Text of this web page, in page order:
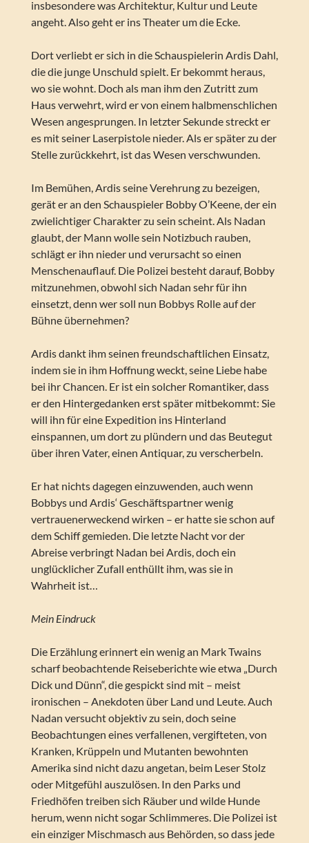
insbesondere was Architektur, Kultur und Leute
angeht. Also geht er ins Theater um die Ecke.
Dort verliebt er sich in die Schauspielerin Ardis Dahl,
die die junge Unschuld spielt. Er bekommt heraus,
wo sie wohnt. Doch als man ihm den Zutritt zum
Haus verwehrt, wird er von einem halbmenschlichen
Wesen angesprungen. In letzter Sekunde streckt er
es mit seiner Laserpistole nieder. Als er später zu der
Stelle zurückkehrt, ist das Wesen verschwunden.
Im Bemühen, Ardis seine Verehrung zu bezeigen,
gerät er an den Schauspieler Bobby O’Keene, der ein
zwielichtiger Charakter zu sein scheint. Als Nadan
glaubt, der Mann wolle sein Notizbuch rauben,
schlägt er ihn nieder und verursacht so einen
Menschenauflauf. Die Polizei besteht darauf, Bobby
mitzunehmen, obwohl sich Nadan sehr für ihn
einsetzt, denn wer soll nun Bobbys Rolle auf der
Bühne übernehmen?
Ardis dankt ihm seinen freundschaftlichen Einsatz,
indem sie in ihm Hoffnung weckt, seine Liebe habe
bei ihr Chancen. Er ist ein solcher Romantiker, dass
er den Hintergedanken erst später mitbekommt: Sie
will ihn für eine Expedition ins Hinterland
einspannen, um dort zu plündern und das Beutegut
über ihren Vater, einen Antiquar, zu verscherbeln.
Er hat nichts dagegen einzuwenden, auch wenn
Bobbys und Ardis‘ Geschäftspartner wenig
vertrauenerweckend wirken – er hatte sie schon auf
dem Schiff gemieden. Die letzte Nacht vor der
Abreise verbringt Nadan bei Ardis, doch ein
unglücklicher Zufall enthüllt ihm, was sie in
Wahrheit ist…
Mein Eindruck
Die Erzählung erinnert ein wenig an Mark Twains
scharf beobachtende Reiseberichte wie etwa „Durch
Dick und Dünn“, die gespickt sind mit – meist
ironischen – Anekdoten über Land und Leute. Auch
Nadan versucht objektiv zu sein, doch seine
Beobachtungen eines verfallenen, vergifteten, von
Kranken, Krüppeln und Mutanten bewohnten
Amerika sind nicht dazu angetan, beim Leser Stolz
oder Mitgefühl auszulösen. In den Parks und
Friedhöfen treiben sich Räuber und wilde Hunde
herum, wenn nicht sogar Schlimmeres. Die Polizei ist
ein einziger Mischmasch aus Behörden, so dass jede